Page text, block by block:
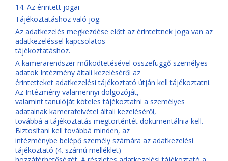
14. Az érintett jogai
Tájékoztatáshoz való jog:
Az adatkezelés megkezdése előtt az érintettnek joga van az
adatkezeléssel kapcsolatos
tájékoztatáshoz.
A kamerarendszer működtetésével összefüggő személyes
adatok Intézmény általi kezeléséről az
érintetteket adatkezelési tájékoztató útján kell tájékoztatni.
Az Intézmény valamennyi dolgozóját,
valamint tanulóját köteles tájékoztatni a személyes
adatainak kamerafelvétel általi kezeléséről,
továbbá a tájékoztatás megtörténtét dokumentálnia kell.
Biztosítani kell továbbá minden, az
intézménybe belépő személy számára az adatkezelési
tájékoztató (4. számú melléklet)